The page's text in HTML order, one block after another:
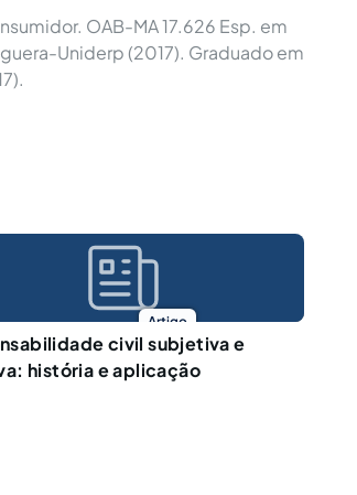
OAB-MA 17.626 Esp. em
Uniderp (2017). Graduado em
Artigo
civil subjetiva e
história e aplicação